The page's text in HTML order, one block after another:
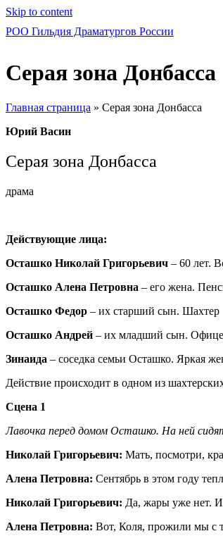
Skip to content
РОО Гильдия Драматургов России
Серая зона Донбасса
Главная страница » Серая зона Донбасса
Юрий Васин
Серая зона Донбасса
драма
Действующие лица:
Осташко Николай Григорьевич – 60 лет.
Осташко Алена Петровна – его жена.
Осташко Федор – их старший сын. Шахтер
Осташко Андрей – их младший сын.
Зинаида – соседка семьи Осташко. Яркая
Действие происходит в одном из
Сцена 1
Лавочка перед домом Осташко. На ней
Николай Григорьевич: Мать, посмотри,
Алена Петровна: Сентябрь в этом году
Николай Григорьевич: Да, жары уже нет. И
Алена Петровна: Вот, Коля, прожили мы с